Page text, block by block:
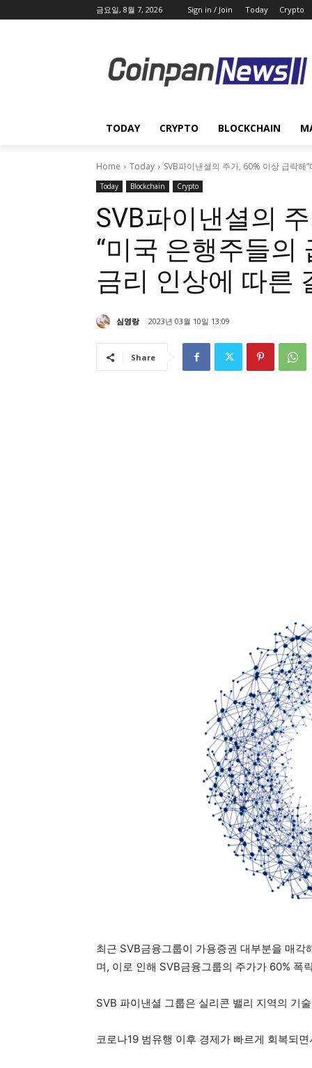
금요일, 8월 7, 2026 Sign in / Join Today Crypto
TODAY CRYPTO BLOCKCHAIN
Home Today SVB파이낸셜의 주가, 60% 이상 급락해
Today Blockchain Crypto
SVB파이낸셜의
“미국 은행주들의
금리 인상에 따른
심영랑 2023년 03월 10일 13:09
Share
최근 SVB금융그룹이 가용증권 대부분을 매
며, 이로 인해 SVB금융그룹의 주가가 60% 폭
SVB 파이낸셜 그룹은 실리콘 밸리 지역의 기
코로나19 범유행 이후 경제가 빠르게 회복되